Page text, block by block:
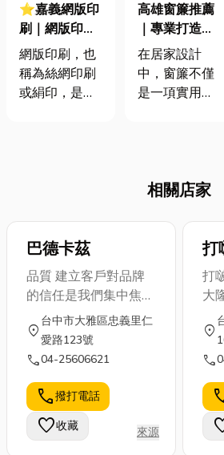
⭐嘉義網版印
刷｜網版印刷
是什麼？網版
印刷原理、優
缺點分析，了
網版印刷，也
稱為絲網印刷
或絹印，是一
材料，因此應
用範圍極廣。
接下來的文章
將會介紹網版
印刷的原理、
優缺點，以及
一些相關知
識。文末還會
推薦嘉義網版
印刷店家。如
果你想深入了
解...
高雄窗簾推薦
｜專業打造客
製化窗簾，居
家質感升級首
選
在居家設計
中，窗簾不僅
是一項實用的
暖舒適的臥
的客廳，還是
專業的商業空
間，窗簾的選
擇都直接影響
整體氛圍。 特
別是在高雄，
候和多元的設
計需求，越來
越多人開始重
視窗簾的客製
化...
相關店家
巴德卡茲
品質 建立客戶對品牌
的信任是我們集中焦點
的目的。品質是簡明而
不能妥協的基礎價值，
我們用心把關每一項產
堅固無暇，才能送到客
戶手中。我們使用真牛
皮來製作各式產品，除
location_on
台中市大雅區忠義里仁
愛路123號
call04-25606621
call撥打電話
favorite收藏 來源
打
打
大
肉
蒸
司
location_on
call